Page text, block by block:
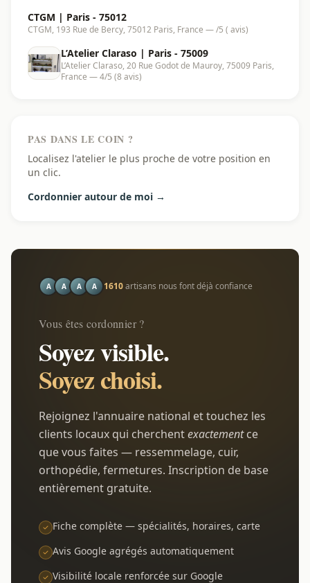
CTGM | Paris - 75012
CTGM, 193 Rue de Bercy, 75012 Paris, France — /5 ( avis)
L’Atelier Claraso | Paris - 75009
L’Atelier Claraso, 20 Rue Godot de Mauroy, 75009 Paris,
France — 4/5 (8 avis)
PAS DANS LE COIN ?
Localisez l'atelier le plus proche de votre position en
un clic.
Cordonnier autour de moi →
A A A A 1610artisans nous font déjà confiance
Vous êtes cordonnier ?
Soyez visible.
Soyez choisi.
Rejoignez l'annuaire national et touchez les
clients locaux qui cherchentexactementce
que vous faites — ressemmelage, cuir,
orthopédie, fermetures. Inscription de base
entièrement gratuite.
Fiche complète — spécialités, horaires, carte
Avis Google agrégés automatiquement
Visibilité locale renforcée sur Google